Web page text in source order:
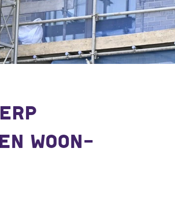
Regionale
versnellingstafel
Beethoven Wonen
VEX-regeling
WOON-